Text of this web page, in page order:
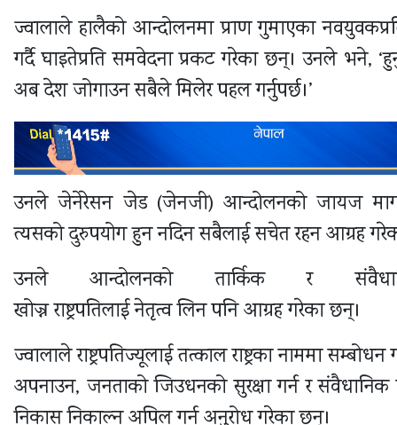
ज्वालाले हालैको आन्दोलनमा प्राण गुमाएका
गर्दै घाइतेप्रति समवेदना प्रकट गरेका छन्। उनले भने,
अब देश जोगाउन सबैले मिलेर पहल गर्नुपर्छ।’
उनले जेनेरेसन जेड (जेनजी) आन्दोलनको जायज
त्यसको दुरुपयोग हुन नदिन सबैलाई सचेत रहन आग्रह
उनले आन्दोलनको तार्किक र
खोज्नराष्ट्रपतिलाईनेतृत्वलिनपनिआग्रहगरेकाछन्।
ज्वालालेराष्ट्रपतिज्यूलाईतत्कालराष्ट्रकानाममासम्बोधन
अपनाउन, जनताको जिउधनको सुरक्षा गर्न र संवैधानिक